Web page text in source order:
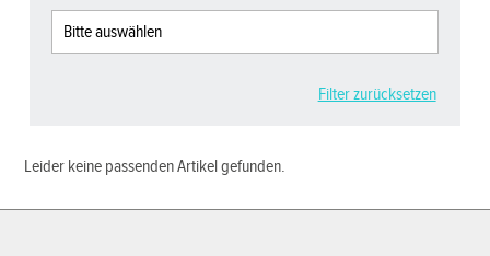
Filter zurücksetzen
Leider keine passenden Artikel gefunden.